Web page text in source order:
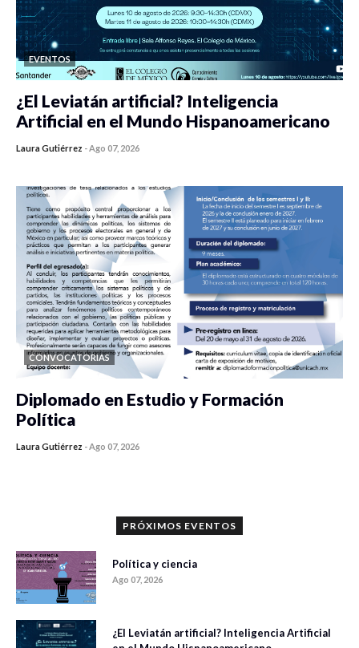
EVENTOS
¿El Leviatán artificial? Inteligencia
Artificial en el Mundo Hispanoamericano
Laura Gutiérrez -Ago 07, 2026
CONVOCATORIAS
Diplomado en Estudio y Formación
Política
Laura Gutiérrez -Ago 07, 2026
PRÓXIMOS EVENTOS
Política y ciencia
Ago 07, 2026
¿El Leviatán artificial? Inteligencia Artificial